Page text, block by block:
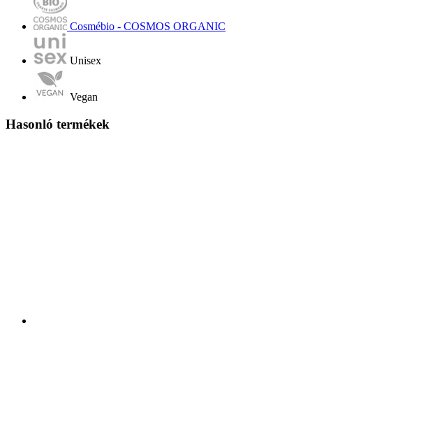
Cosmébio - COSMOS ORGANIC
Unisex
Vegan
Hasonló termékek